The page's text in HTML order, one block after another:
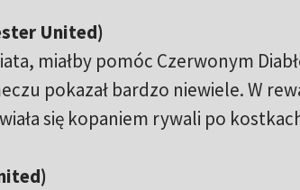
United)
miałby pomóc Czerwonym
pokazał bardzo niewiele. W
się kopaniem rywali po